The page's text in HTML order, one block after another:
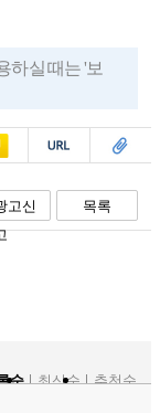
하실 때는 '보
복사 스크랩
고신
목록
순
최신순 추천순